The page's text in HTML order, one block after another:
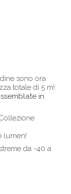
sono ora
totale di 5 m!
in
lumen!
da -40 a